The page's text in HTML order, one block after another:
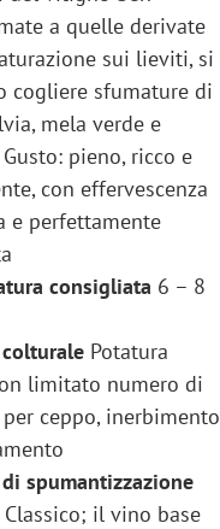
a quelle derivate
sui lieviti, si
cogliere sfumature di
mela verde e
pieno, ricco e
con effervescenza
e perfettamente
consigliata 6 – 8
Potatura
limitato numero di
ceppo, inerbimento
spumantizzazione
il vino base